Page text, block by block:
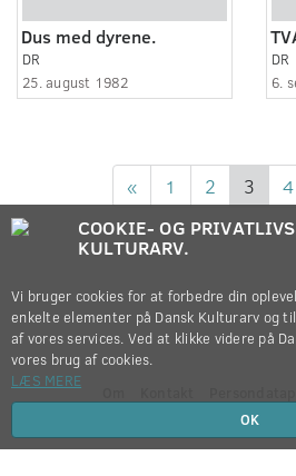
Dus med dyrene.
DR
25. august 1982
DR
6.
« 1 2 3 4
Copyright © 2012-2026
COOKIE- OG
KULTURARV.
Vi bruger cookies for at forbedre din
enkelte elementer på Dansk Kulturarv og
af vores services. Ved at klikke videre på
vores brug af cookies.
LÆS MERE
OK